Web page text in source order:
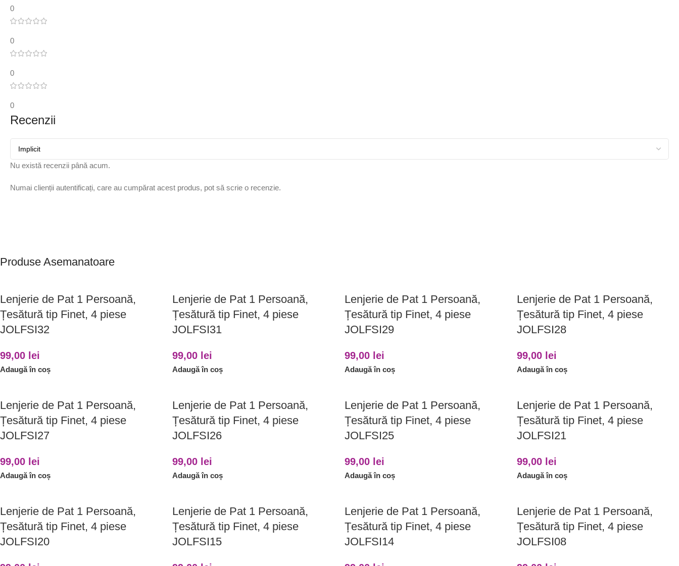
0
0
0
0
Recenzii
Nu există recenzii până acum.
Numai clienții autentificați, care au cumpărat acest produs, pot să scrie o recenzie.
Produse Asemanatoare
Lenjerie de Pat 1 Persoană,
Țesătură tip Finet, 4 piese
JOLFSI32
99,00 lei
Adaugă în coș
Lenjerie de Pat 1 Persoană,
Țesătură tip Finet, 4 piese
JOLFSI31
99,00 lei
Adaugă în coș
Lenjerie de Pat 1 Persoană,
Țesătură tip Finet, 4 piese
JOLFSI29
99,00 lei
Adaugă în coș
Lenjerie de Pat 1 Persoană,
Țesătură tip Finet, 4 piese
JOLFSI28
99,00 lei
Adaugă în coș
Lenjerie de Pat 1 Persoană,
Țesătură tip Finet, 4 piese
JOLFSI27
99,00 lei
Adaugă în coș
Lenjerie de Pat 1 Persoană,
Țesătură tip Finet, 4 piese
JOLFSI26
99,00 lei
Adaugă în coș
Lenjerie de Pat 1 Persoană,
Țesătură tip Finet, 4 piese
JOLFSI25
99,00 lei
Adaugă în coș
Lenjerie de Pat 1 Persoană,
Țesătură tip Finet, 4 piese
JOLFSI21
99,00 lei
Adaugă în coș
Lenjerie de Pat 1 Persoană,
Țesătură tip Finet, 4 piese
JOLFSI20
Lenjerie de Pat 1 Persoană,
Țesătură tip Finet, 4 piese
JOLFSI15
Lenjerie de Pat 1 Persoană,
Țesătură tip Finet, 4 piese
JOLFSI14
Lenjerie de Pat 1 Persoană,
Țesătură tip Finet, 4 piese
JOLFSI08